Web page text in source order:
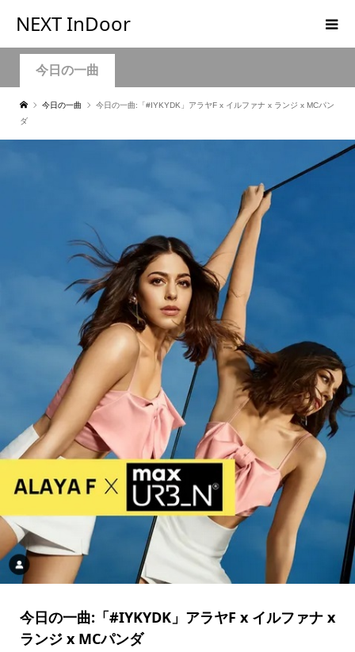
NEXT InDoor
今日の一曲
今日の一曲
今日の一曲:「#IYKYDK」アラヤF x イルファナ x ランジ x MCパン
ダ
今日の一曲:「#IYKYDK」アラヤF x イルファナ x
ランジ x MCパンダ